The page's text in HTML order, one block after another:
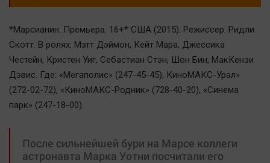
*Марсианин. Премьера. 16+* США (2015). Режиссер: Ридли
Скотт. В ролях: Мэтт Дэймон, Кейт Мара, Джессика
Честейн, Кристен Уиг, Себастиан Стэн, Шон Бин, МакКензи
Дэвис. Где: «Мегаполис» (247-45-45), КиноМАКС-Урал»
(272-02-72), «КиноМАКС-Родник» (728-40-20), «Синема
парк» (247-18-00).
После сильнейшей бури на Марсе коллеги
астронавта Марка Уотни посчитали его